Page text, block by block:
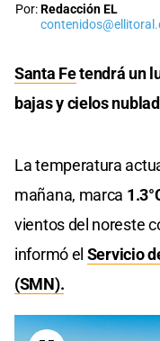
Por:Redacción EL
Santa Fetendrá un
bajas y cielos
La temperatura
mañana, marca
vientos del noreste
informó el Servicio
(SMN).